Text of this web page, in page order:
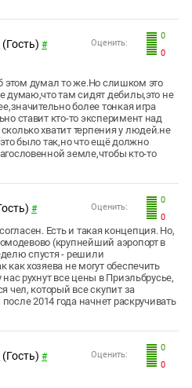
0
0
Оценить:
(Гость) #
этом думал то же.Но слишком это
думаю,что там сидят дебилы,это не
более тонкая игра
ставит кто-то эксперимент над
хватит терпения у людей.не
было так,но что ещё должно
земле,чтобы кто-то
0
0
Оценить:
#
Есть и такая концепция. Но,
(крупнейший аэропорт в
спустя - решили
как хозяева не могут обеспечить
рухнут все цены в Приэльбрусье,
чел, который все скупит за
после 2014 года начнет раскручивать
0
0
Оценить:
(Гость) #